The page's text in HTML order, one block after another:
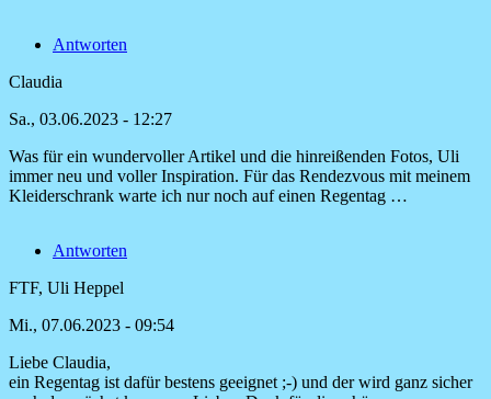
Antworten
Claudia
Sa., 03.06.2023 - 12:27
Was für ein wundervoller Artikel und die hinreißenden Fotos, Uli
immer neu und voller Inspiration. Für das Rendezvous mit meinem
Kleiderschrank warte ich nur noch auf einen Regentag …
Antworten
FTF, Uli Heppel
Mi., 07.06.2023 - 09:54
Antwort
Liebe Claudia,
ein Regentag ist dafür bestens geeignet ;-) und der wird ganz sicher